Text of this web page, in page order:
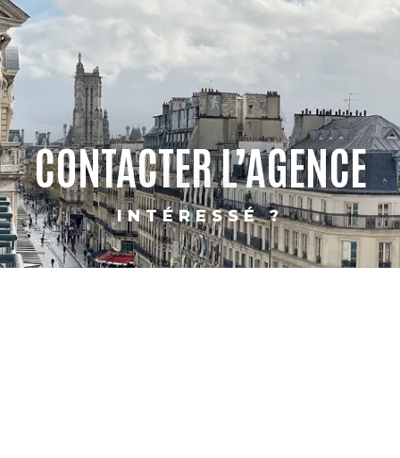
CONTACTER L’AGENCE
INTÉRESSÉ ?